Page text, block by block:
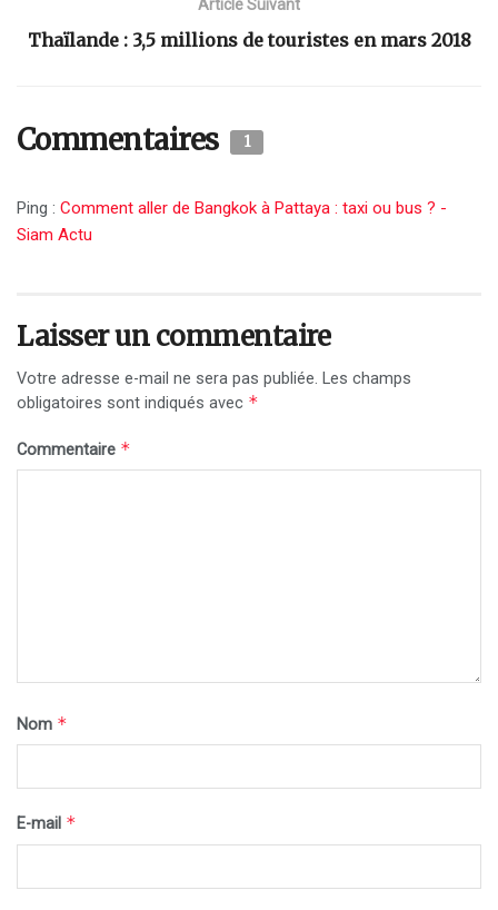
Article Suivant
Thaïlande : 3,5 millions de touristes en mars 2018
Commentaires 1
Ping : Comment aller de Bangkok à Pattaya : taxi ou bus ? -
Siam Actu
Laisser un commentaire
Votre adresse e-mail ne sera pas publiée. Les champs
obligatoires sont indiqués avec *
Commentaire *
Nom *
E-mail *